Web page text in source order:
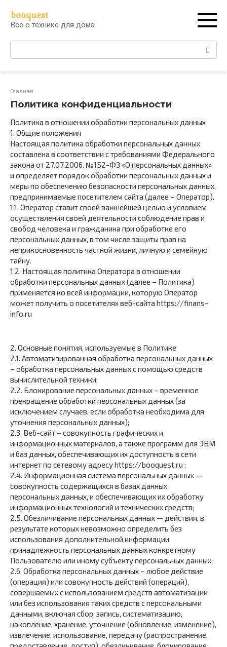
контенту
booquest
Все о технике для дома
Поиск:
Главная
Политика конфиденциальности
Политика в отношении обработки персональных данных
1. Общие положения
Настоящая политика обработки персональных данных
составлена в соответствии с требованиями Федерального
закона от 27.07.2006. №152-ФЗ «О персональных данных»
и определяет порядок обработки персональных данных и
меры по обеспечению безопасности персональных данных,
предпринимаемые посетителем сайта (далее – Оператор).
1.1. Оператор ставит своей важнейшей целью и условием
осуществления своей деятельности соблюдение прав и
свобод человека и гражданина при обработке его
персональных данных, в том числе защиты прав на
неприкосновенность частной жизни, личную и семейную
тайну.
1.2. Настоящая политика Оператора в отношении
обработки персональных данных (далее – Политика)
применяется ко всей информации, которую Оператор
может получить о посетителях веб-сайта https://finans-
info.ru
2. Основные понятия, используемые в Политике
2.1. Автоматизированная обработка персональных данных
– обработка персональных данных с помощью средств
вычислительной техники;
2.2. Блокирование персональных данных – временное
прекращение обработки персональных данных (за
исключением случаев, если обработка необходима для
уточнения персональных данных);
2.3. Веб-сайт – совокупность графических и
информационных материалов, а также программ для ЭВМ
и баз данных, обеспечивающих их доступность в сети
интернет по сетевому адресу https://booquest.ru ;
2.4. Информационная система персональных данных —
совокупность содержащихся в базах данных
персональных данных, и обеспечивающих их обработку
информационных технологий и технических средств;
2.5. Обезличивание персональных данных — действия, в
результате которых невозможно определить без
использования дополнительной информации
принадлежность персональных данных конкретному
Пользователю или иному субъекту персональных данных;
2.6. Обработка персональных данных – любое действие
(операция) или совокупность действий (операций),
совершаемых с использованием средств автоматизации
или без использования таких средств с персональными
данными, включая сбор, запись, систематизацию,
накопление, хранение, уточнение (обновление, изменение),
извлечение, использование, передачу (распространение,